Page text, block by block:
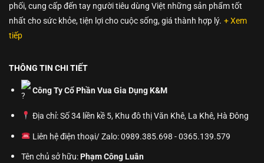
phối, cung cấp đến tay người tiêu dùng Việt những sản phẩm tốt
nhất cho sức khỏe, tiện lợi cho cuộc sống, giá thành hợp lý. + Xem
tiếp
THÔNG TIN CHI TIẾT
Công Ty Cổ Phần Vua Gia Dụng K&M
Địa chỉ: Số 34 liền kề 5, Khu đô thị Văn Khê, La Khê, Hà Đông
Liên hệ điện thoại/ Zalo: 0989.385.698 - 0365.139.579
Tên chủ sở hữu:Phạm Công Luân